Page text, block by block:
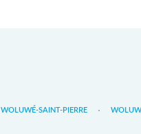
WOLUWÉ-SAINT-PIERRE